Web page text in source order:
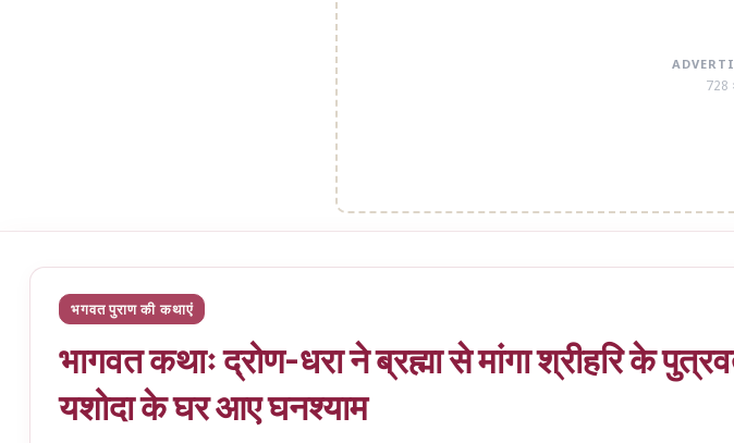
728
भगवत पुराण की कथाएं
भागवत कथाः द्रोण-धरा ने ब्रह्मा से मांगा श्रीहरि के
यशोदा के घर आए घनश्याम